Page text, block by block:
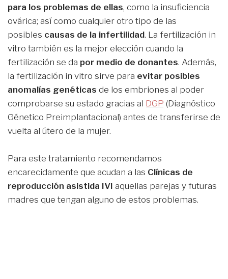
para los problemas de ellas, como la insuficiencia
ovárica; así como cualquier otro tipo de las
posibles causas de la infertilidad. La fertilización in
vitro también es la mejor elección cuando la
fertilización se da por medio de donantes. Además,
la fertilización in vitro sirve para evitar posibles
anomalías genéticas de los embriones al poder
comprobarse su estado gracias al DGP (Diagnóstico
Génetico Preimplantacional) antes de transferirse de
vuelta al útero de la mujer.
Para este tratamiento recomendamos
encarecidamente que acudan a las Clínicas de
reproducción asistida IVI aquellas parejas y futuras
madres que tengan alguno de estos problemas.